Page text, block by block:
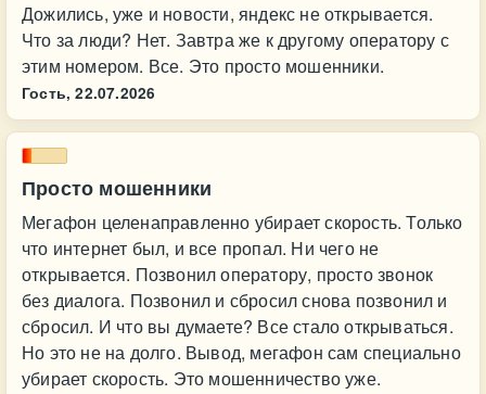
Дожились, уже и новости, яндекс не открывается.
Что за люди? Нет. Завтра же к другому оператору с
этим номером. Все. Это просто мошенники.
Гость, 22.07.2026
Просто мошенники
Мегафон целенаправленно убирает скорость. Только
что интернет был, и все пропал. Ни чего не
открывается. Позвонил оператору, просто звонок
без диалога. Позвонил и сбросил снова позвонил и
сбросил. И что вы думаете? Все стало открываться.
Но это не на долго. Вывод, мегафон сам специально
убирает скорость. Это мошенничество уже.